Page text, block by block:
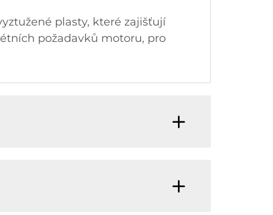
plasty, které zajišťují
požadavků motoru, pro